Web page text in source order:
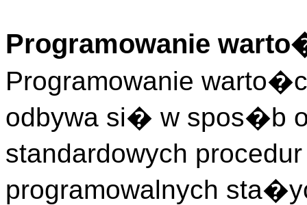
Programowanie
Programowanie
odbywa si� w spos�b
standardowych
programowalnych